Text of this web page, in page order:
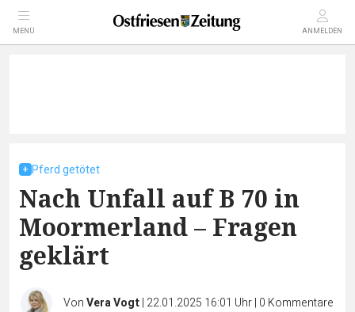
MENÜ ANMELDEN
Pferd getötet
Nach Unfall auf B 70 in
Moormerland – Fragen
geklärt
VonVera Vogt| 22.01.2025 16:01 Uhr| 0 Kommentare